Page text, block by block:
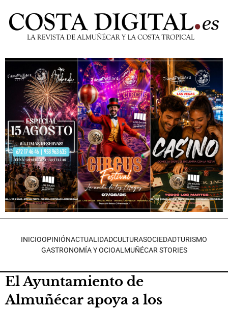
INICIOOPINIÓNACTUALIDADCULTURASOCIEDADTURISMO
GASTRONOMÍA Y OCIOALMUÑÉCAR STORIES
El Ayuntamiento de
Almuñécar apoya a los